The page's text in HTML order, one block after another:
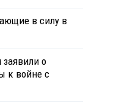
в силу в
о
к войне с